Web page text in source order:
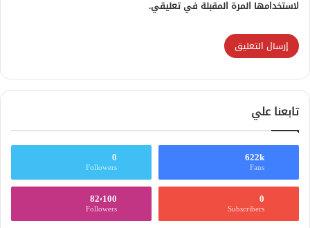
لاستخدامها المرة المقبلة في تعليقي.
تابعنا علي
622k
Fans
0
Followers
0
Subscribers
82٬100
Followers